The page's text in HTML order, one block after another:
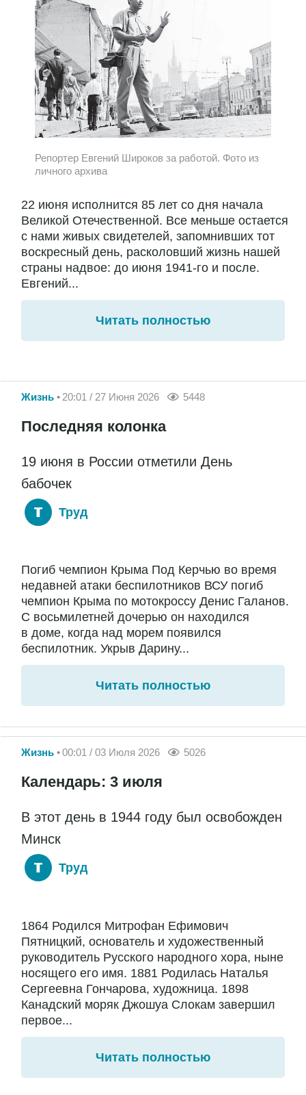
Репортер Евгений Широков за работой. Фото из
личного архива
22 июня исполнится 85 лет со дня начала
Великой Отечественной. Все меньше остается
с нами живых свидетелей, запомнивших тот
воскресный день, расколовший жизнь нашей
страны надвое: до июня 1941-го и после.
Евгений...
Читать полностью
Жизнь 20:01 / 27 Июня 2026 5448
Последняя колонка
19 июня в России отметили День
бабочек
Труд
Погиб чемпион Крыма Под Керчью во время
недавней атаки беспилотников ВСУ погиб
чемпион Крыма по мотокроссу Денис Галанов.
С восьмилетней дочерью он находился
в доме, когда над морем появился
беспилотник. Укрыв Дарину...
Читать полностью
Жизнь 00:01 / 03 Июля 2026 5026
Календарь: 3 июля
В этот день в 1944 году был освобожден
Минск
Труд
1864 Родился Митрофан Ефимович
Пятницкий, основатель и художественный
руководитель Русского народного хора, ныне
носящего его имя. 1881 Родилась Наталья
Сергеевна Гончарова, художница. 1898
Канадский моряк Джошуа Слокам завершил
первое...
Читать полностью